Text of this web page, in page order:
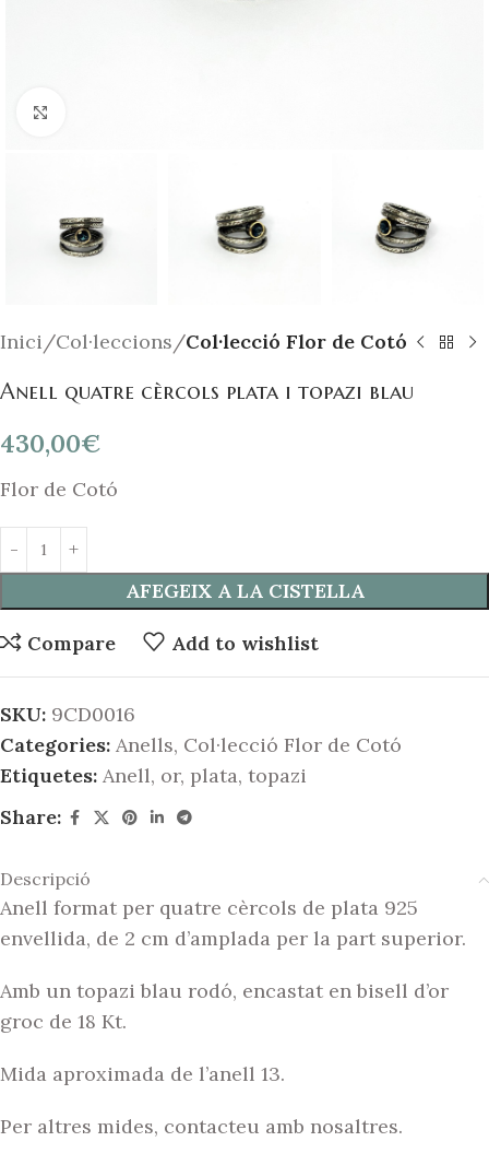
Inici Col·leccions Col·lecció Flor de Cotó
Anell quatre cèrcols plata i topazi blau
430,00€
Flor de Cotó
AFEGEIX A LA CISTELLA
Compare Add to wishlist
SKU: 9CD0016
Categories: Anells, Col·lecció Flor de Cotó
Etiquetes: Anell, or, plata, topazi
Share:
Descripció
Anell format per quatre cèrcols de plata 925
envellida, de 2 cm d’amplada per la part superior.
Amb un topazi blau rodó, encastat en bisell d’or
groc de 18 Kt.
Mida aproximada de l’anell 13.
Per altres mides, contacteu amb nosaltres.